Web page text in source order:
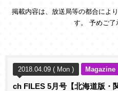
掲載内容は、放送局等の都合によ
す。 予めご了
2018.04.09 ( Mon ) Magazine
ch FILES 5月号【北海道版・